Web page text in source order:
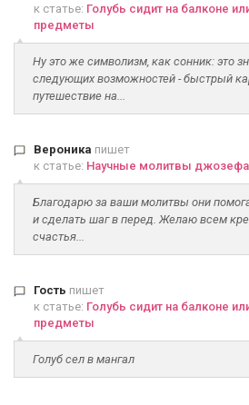
к статье: Голубь сидит на балконе
предметы
Ну это же символизм, как сонник: это
следующих возможностей - быстрый
путешествие на...
Вероника пишет
к статье: Научные молитвы
Благодарю за ваши молитвы они
и сделать шаг в перед. Желаю всем
счастья...
Гость пишет
к статье: Голубь сидит на балконе
предметы
Голуб сел в мангал